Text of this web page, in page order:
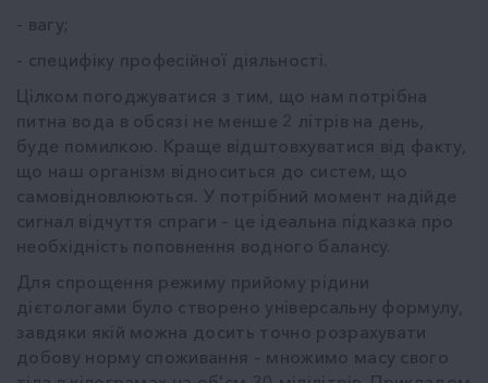
- вагу;
- специфіку професійної діяльності.
Цілком погоджуватися з тим, що нам потрібна
питна вода в обсязі не менше 2 літрів на день,
буде помилкою. Краще відштовхуватися від факту,
що наш організм відноситься до систем, що
самовідновлюються. У потрібний момент надійде
сигнал відчуття спраги – це ідеальна підказка про
необхідність поповнення водного балансу.
Для спрощення режиму прийому рідини
дієтологами було створено універсальну формулу,
завдяки якій можна досить точно розрахувати
добову норму споживання – множимо масу свого